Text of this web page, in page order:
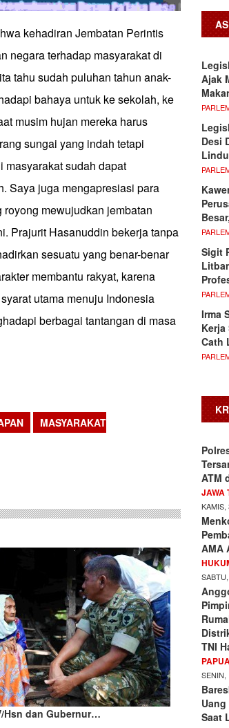
kehadiran Jembatan Perintis
negara terhadap masyarakat di
tahu sudah puluhan tahun anak-
bahaya untuk ke sekolah, ke
musim hujan mereka harus
sungai yang indah tetapi
sudah dapat
Saya juga mengapresiasi para
mewujudkan jembatan
Prajurit Hasanuddin bekerja tanpa
sesuatu yang benar-benar
membantu rakyat, karena
utama menuju Indonesia
berbagai tantangan di masa
MASYARAKAT
Hsn dan Gubernur…
Ajak
Desi
Sigit
Irma
Kerja
Cath
ATM
JAWA
KAMIS,
AMA
TNI
SENIN,
Saat